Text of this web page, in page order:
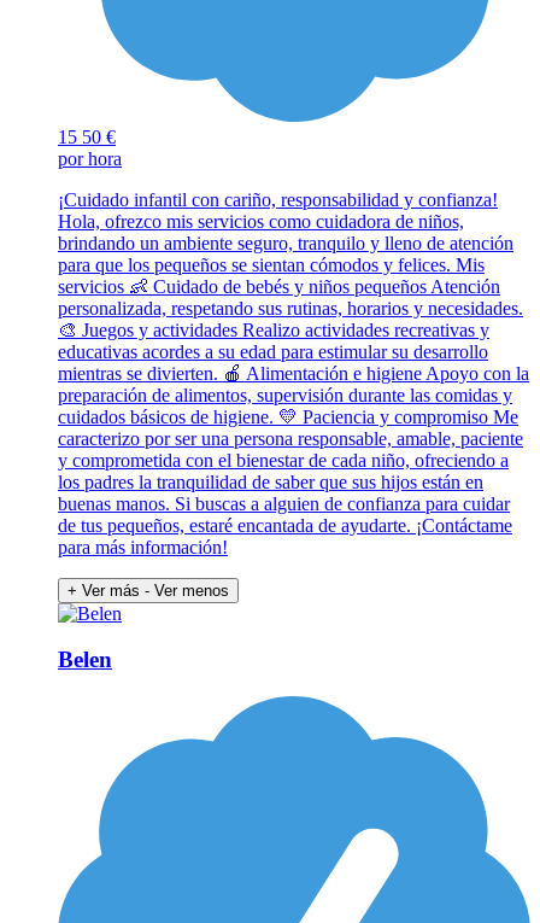
15 50 €
por hora
¡Cuidado infantil con cariño, responsabilidad y confianza!
Hola, ofrezco mis servicios como cuidadora de niños,
brindando un ambiente seguro, tranquilo y lleno de atención
para que los pequeños se sientan cómodos y felices. Mis
servicios 👶 Cuidado de bebés y niños pequeños Atención
personalizada, respetando sus rutinas, horarios y necesidades.
🎨 Juegos y actividades Realizo actividades recreativas y
educativas acordes a su edad para estimular su desarrollo
mientras se divierten. 🍎 Alimentación e higiene Apoyo con la
preparación de alimentos, supervisión durante las comidas y
cuidados básicos de higiene. 💛 Paciencia y compromiso Me
caracterizo por ser una persona responsable, amable, paciente
y comprometida con el bienestar de cada niño, ofreciendo a
los padres la tranquilidad de saber que sus hijos están en
buenas manos. Si buscas a alguien de confianza para cuidar
de tus pequeños, estaré encantada de ayudarte. ¡Contáctame
para más información!
+ Ver más - Ver menos
Belen